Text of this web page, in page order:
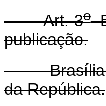
Art. 3o
publicação.
Brasília,
da República.